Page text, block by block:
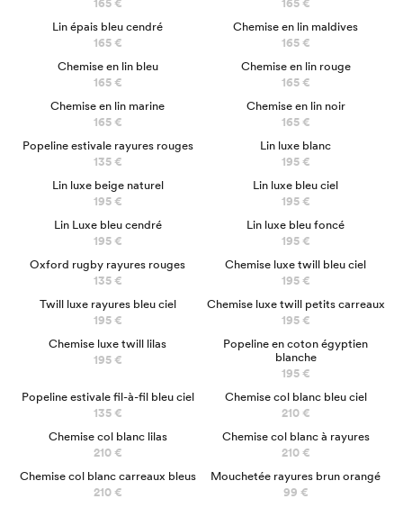
165 €
165 €
Lin épais bleu cendré
165 €
Chemise en lin maldives
165 €
Chemise en lin bleu
165 €
Chemise en lin rouge
165 €
Chemise en lin marine
165 €
Chemise en lin noir
165 €
Popeline estivale rayures rouges
135 €
Lin luxe blanc
195 €
Lin luxe beige naturel
195 €
Lin luxe bleu ciel
195 €
Lin Luxe bleu cendré
195 €
Lin luxe bleu foncé
195 €
Oxford rugby rayures rouges
135 €
Chemise luxe twill bleu ciel
195 €
Twill luxe rayures bleu ciel
195 €
Chemise luxe twill petits carreaux
195 €
Chemise luxe twill lilas
195 €
Popeline en coton égyptien
blanche
195 €
Popeline estivale fil-à-fil bleu ciel
135 €
Chemise col blanc bleu ciel
210 €
Chemise col blanc lilas
210 €
Chemise col blanc à rayures
210 €
Chemise col blanc carreaux bleus
210 €
Mouchetée rayures brun orangé
99 €